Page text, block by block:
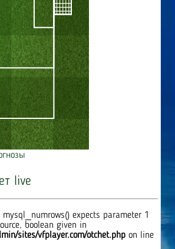
live
mysql_numrows() expects parameter 1
boolean given in
sites/vfplayer.com/otchet.php on line